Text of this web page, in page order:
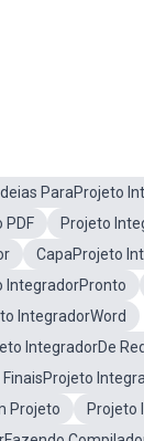
Ideias ParaProjeto
PDF
Projeto
CapaProjeto
IntegradorPronto
IntegradorWord
IntegradorDe
Projeto
Projeto